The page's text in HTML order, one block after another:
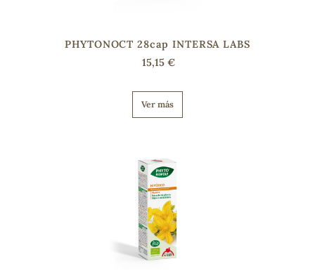
PHYTONOCT 28cap INTERSA LABS
15,15 €
Ver más